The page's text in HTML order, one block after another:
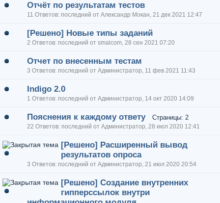
Отчёт по результатам тестов
11 Ответов: последний от Александр Мокан, 21 дек 2021 12:47
[Решено] Новые типы заданий
2 Ответов: последний от smalcom, 28 сен 2021 07:20
Отчет по внесенным тестам
3 Ответов: последний от Администратор, 11 фев 2021 11:43
Indigo 2.0
1 Ответов: последний от Администратор, 14 окт 2020 14:09
Пояснения к каждому ответу Страницы: 2
22 Ответов: последний от Администратор, 28 июл 2020 12:41
[Решено] Расширенный вывод
результатов опроса
3 Ответов: последний от Администратор, 21 июл 2020 20:54
[Решено] Создание внутренних
гипперссылок внутри